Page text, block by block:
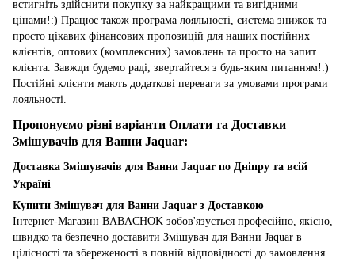
встигніть здійснити покупку за найкращими та вигідними
цінами!:) Працює також програма лояльності, система знижок та
просто цікавих фінансових пропозицій для наших постійних
клієнтів, оптових (комплексних) замовлень та просто на запит
клієнта. Завжди будемо раді, звертайтеся з будь-яким питанням!:)
Постійні клієнти мають додаткові переваги за умовами програми
лояльності.
Пропонуємо різні варіанти Оплати та Доставки
Змішувачів для Ванни Jaquar:
Доставка Змішувачів для Ванни Jaquar по Дніпру та всій
Україні
Купити Змішувач для Ванни Jaquar з Доставкою
Інтернет-Магазин BABACHOK зобов'язується професійно, якісно,
швидко та безпечно доставити Змішувач для Ванни Jaquar в
цілісності та збереженості в повній відповідності до замовлення.